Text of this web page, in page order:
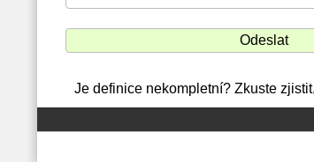
Je definice nekompletní? Zkuste